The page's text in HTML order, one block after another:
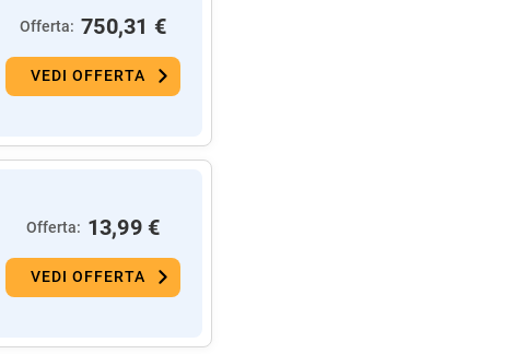
Offerta: 750,31 €
VEDI OFFERTA
Offerta: 13,99 €
VEDI OFFERTA